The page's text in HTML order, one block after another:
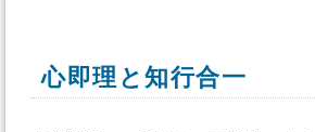
心即理と知行合一